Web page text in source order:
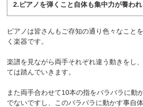
2.ピアノを弾くこと自体も集中力が養わ
ピアノは皆さんもご存知の通り色々なこと
く楽器です。
楽譜を見ながら両手それぞれ違う動きをし
ては踏んでいきます。
また両手合わせて10本の指をバラバラに動
でないですし、このバラバラに動かす事自